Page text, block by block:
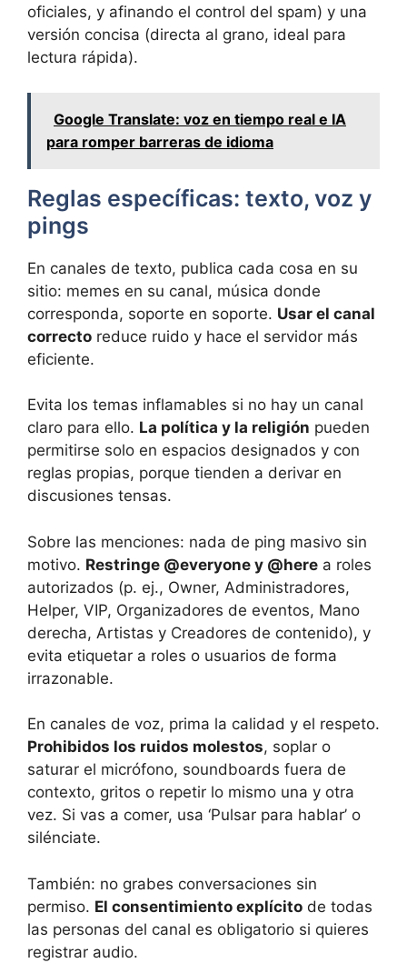
oficiales, y afinando el control del spam) y una
versión concisa (directa al grano, ideal para
lectura rápida).
Google Translate: voz en tiempo real e IA
para romper barreras de idioma
Reglas específicas: texto, voz y
pings
En canales de texto, publica cada cosa en su
sitio: memes en su canal, música donde
corresponda, soporte en soporte. Usar el canal
correcto reduce ruido y hace el servidor más
eficiente.
Evita los temas inflamables si no hay un canal
claro para ello. La política y la religión pueden
permitirse solo en espacios designados y con
reglas propias, porque tienden a derivar en
discusiones tensas.
Sobre las menciones: nada de ping masivo sin
motivo. Restringe @everyone y @here a roles
autorizados (p. ej., Owner, Administradores,
Helper, VIP, Organizadores de eventos, Mano
derecha, Artistas y Creadores de contenido), y
evita etiquetar a roles o usuarios de forma
irrazonable.
En canales de voz, prima la calidad y el respeto.
Prohibidos los ruidos molestos, soplar o
saturar el micrófono, soundboards fuera de
contexto, gritos o repetir lo mismo una y otra
vez. Si vas a comer, usa ‘Pulsar para hablar’ o
silénciate.
También: no grabes conversaciones sin
permiso. El consentimiento explícito de todas
las personas del canal es obligatorio si quieres
registrar audio.